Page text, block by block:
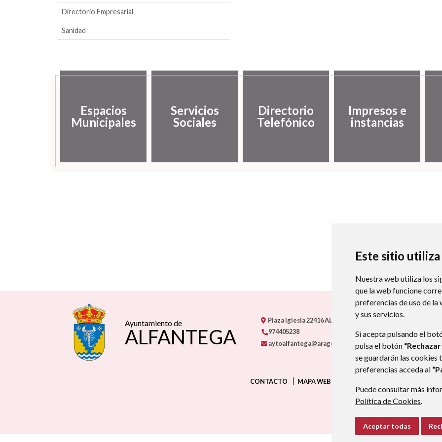
Este sitio
Nuestra web utiliza los
que la web funcione
preferencias de uso de la
y sus servicios.
Si acepta pulsando el
pulsa el botón
se guardarán las cookies
preferencias acceda al
Puede consultar más
Política de Cookies.
Aceptar todas
Directorio Empresarial
Sanidad
Espacios
Municipales
Servicios
Sociales
Directorio
Telefónico
Impresos e
instancias
Ayuntamiento de
ALFANTEGA
Plaza Iglesia22416ALFÁNTEGA
974405238
aytoalfantega@aragon.es
CONTACTO MAPA WEB